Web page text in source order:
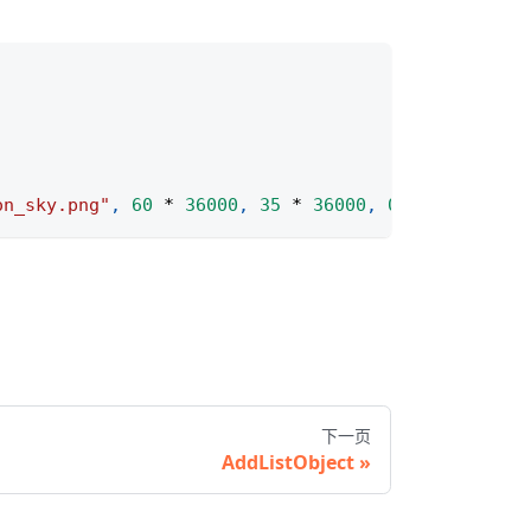
, 60 * 36000 , 35 * 36000 , 0
下一页
AddListObject